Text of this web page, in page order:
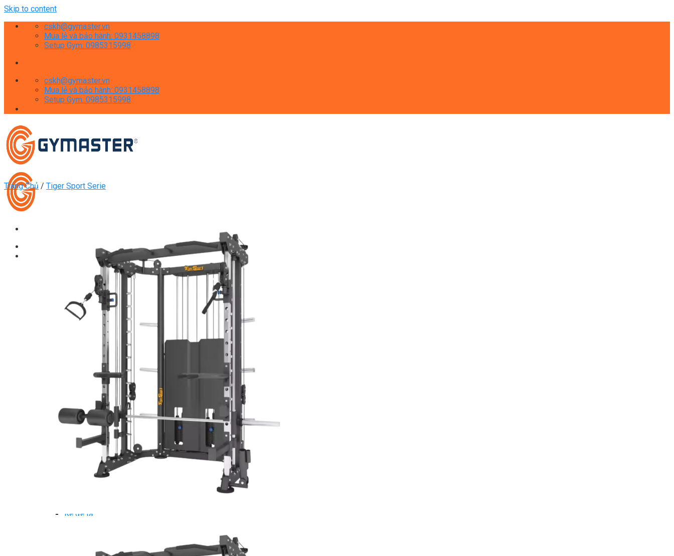
Skip to content
cskh@gymaster.vn
Mua lẻ và bảo hành: 0931458898
Setup Gym: 0985315998
cskh@gymaster.vn
Mua lẻ và bảo hành: 0931458898
Setup Gym: 0985315998
Giàn Tạ Đa Năng
Xe Đạp Tập Thể Dục
Máy Tập Thể Dục ( Cardio )
Máy Chạy Bộ
Xe Đạp Tập Thể Dục
Xe đạp ngồi có tựa lưng
Máy Trượt Tuyết
Máy Chèo Thuyền
Máy Leo Cầu Thang
Máy Rung Bụng
Máy tập phục hồi chức năng
Thiết Bị Phòng Gym chuyên dụng
Máy Khối Tập Với Cáp
Máy khối đa năng
Robot
Ghế Tập Đa Năng
Khung Tập Tạ Rời
Dàn Tập Thể Lực 360
Máy tập Home Gym
Dụng Cụ Tập Gym
Giàn Tạ Đa Năng
Ghế Tập Bụng
Kệ để tạ
Trang Chủ / Tiger Sport Serie